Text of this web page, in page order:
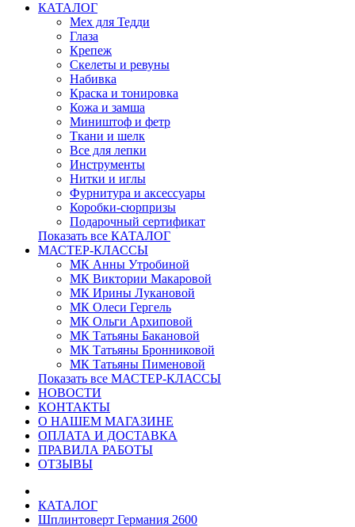
КАТАЛОГ
Мех для Тедди
Глаза
Крепеж
Скелеты и ревуны
Набивка
Краска и тонировка
Кожа и замша
Миништоф и фетр
Ткани и шелк
Все для лепки
Инструменты
Нитки и иглы
Фурнитура и аксессуары
Коробки-сюрпризы
Подарочный сертификат
Показать все КАТАЛОГ
МАСТЕР-КЛАССЫ
МК Анны Утробиной
МК Виктории Макаровой
МК Ирины Лукановой
МК Олеси Гергель
МК Ольги Архиповой
МК Татьяны Бакановой
МК Татьяны Бронниковой
МК Татьяны Пименовой
Показать все МАСТЕР-КЛАССЫ
НОВОСТИ
КОНТАКТЫ
О НАШЕМ МАГАЗИНЕ
ОПЛАТА И ДОСТАВКА
ПРАВИЛА РАБОТЫ
ОТЗЫВЫ
КАТАЛОГ
Шплинтоверт Германия 2600